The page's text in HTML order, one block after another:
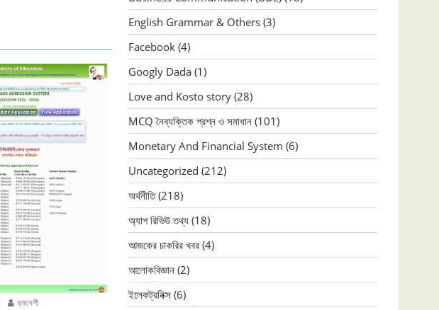
ছদ্মবেশী
English Grammar & Others (3)
Facebook (4)
Googly Dada (1)
Love and Kosto story (28)
MCQ নৈব্যক্তিক প্রশ্ন ও সমাধান (101)
Monetary And Financial System (6)
Uncategorized (212)
অর্থনীতি(218)
অ্যাপ রিভিউ তথ্য (18)
আজকের চাকরির খবর (4)
আলোকবিজ্ঞান (2)
ইলেকট্রনিক্স (6)